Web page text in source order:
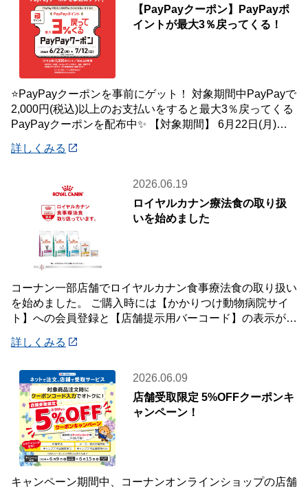
【PayPayクーポン】PayPayポ
イントが最大3％戻ってくる！
⭐PayPayクーポンを事前にゲット！ 対象期間中PayPayで
2,000円(税込)以上のお支払いをすると最大3％戻ってくる
PayPayクーポンを配布中✨ 【対象期間】 6月22日(月)～7
詳しくみる
2026.06.19
ロイヤルカナン療法食の取り扱
いを始めました
コーナン一部店舗でロイヤルカナン食事療法食の取り扱い
を始めました。 ご購入時には【かかりつけ動物病院サイ
ト】への会員登録と【店舗提示用バーコード】の表示が必
詳しくみる
2026.06.09
店舗受取限定 5%OFFクーポンキ
ャンペーン！
キャンペーン期間中、コーナンオンラインショップの店舗